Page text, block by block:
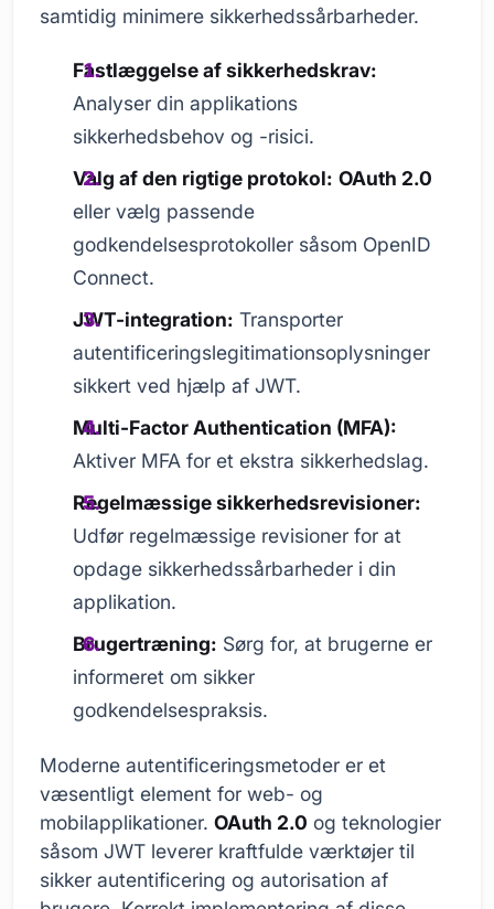
samtidig minimere sikkerhedssårbarheder.
Fastlæggelse af sikkerhedskrav:
Analyser din applikations
sikkerhedsbehov og -risici.
Valg af den rigtige protokol: OAuth 2.0
eller vælg passende
godkendelsesprotokoller såsom OpenID
Connect.
JWT-integration: Transporter
autentificeringslegitimationsoplysninger
sikkert ved hjælp af JWT.
Multi-Factor Authentication (MFA):
Aktiver MFA for et ekstra sikkerhedslag.
Regelmæssige sikkerhedsrevisioner:
Udfør regelmæssige revisioner for at
opdage sikkerhedssårbarheder i din
applikation.
Brugertræning: Sørg for, at brugerne er
informeret om sikker
godkendelsespraksis.
Moderne autentificeringsmetoder er et
væsentligt element for web- og
mobilapplikationer. OAuth 2.0 og teknologier
såsom JWT leverer kraftfulde værktøjer til
sikker autentificering og autorisation af